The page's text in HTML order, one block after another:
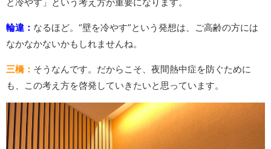
輪違： なるほど。“壁を冷やす”という発想は、ご高齢の方には
なかなかないかもしれませんね。
三橋： そうなんです。だからこそ、夜間熱中症を防ぐために
も、この考え方を啓発していきたいと思っています。